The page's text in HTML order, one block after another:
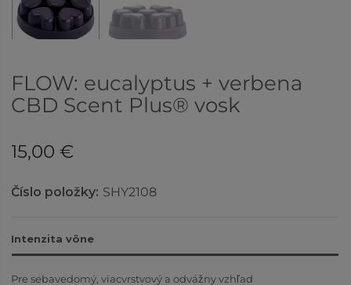
FLOW: eucalyptus + verbena
CBD Scent Plus® vosk
15,00 €
Číslo položky: SHY2108
Intenzita vône
Pre sebavedomý, viacvrstvový a odvážny vzhľad